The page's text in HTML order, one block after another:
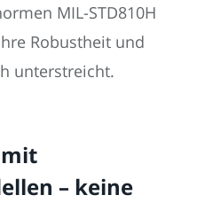
MIL-STD810H
Robustheit und
unterstreicht.
– keine